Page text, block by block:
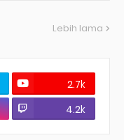
Lebih lama
2.7k
4.2k